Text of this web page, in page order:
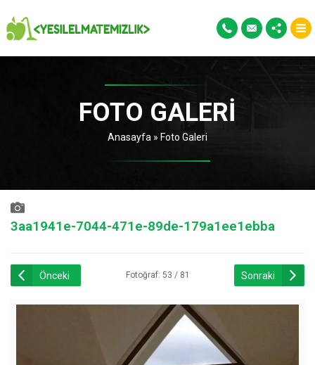
FOTO GALERI
Anasayfa » Foto Galeri
3aa1941e-7044-471e-89de-179a1ee1ebba
Önceki Fotoğraf: 53 / 81 Sonraki